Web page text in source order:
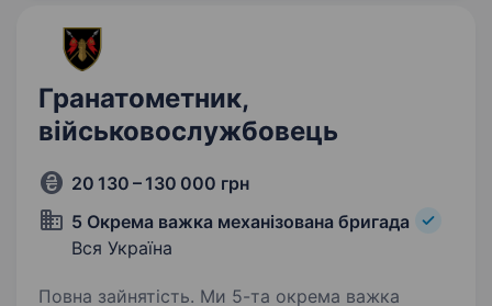
Гранатометник,
військовослужбовець
20 130 – 130 000 грн
5 Окрема важка механізована бригада
Вся Україна
Повна зайнятість. Ми 5-та окрема важка